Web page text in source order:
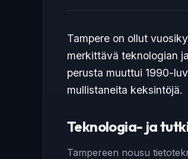
Tampere on ollut
merkittävä teknologian
perusta muuttui 1990-
mullistaneita keksintöjä.
Teknologia- ja
Tampereen nousu